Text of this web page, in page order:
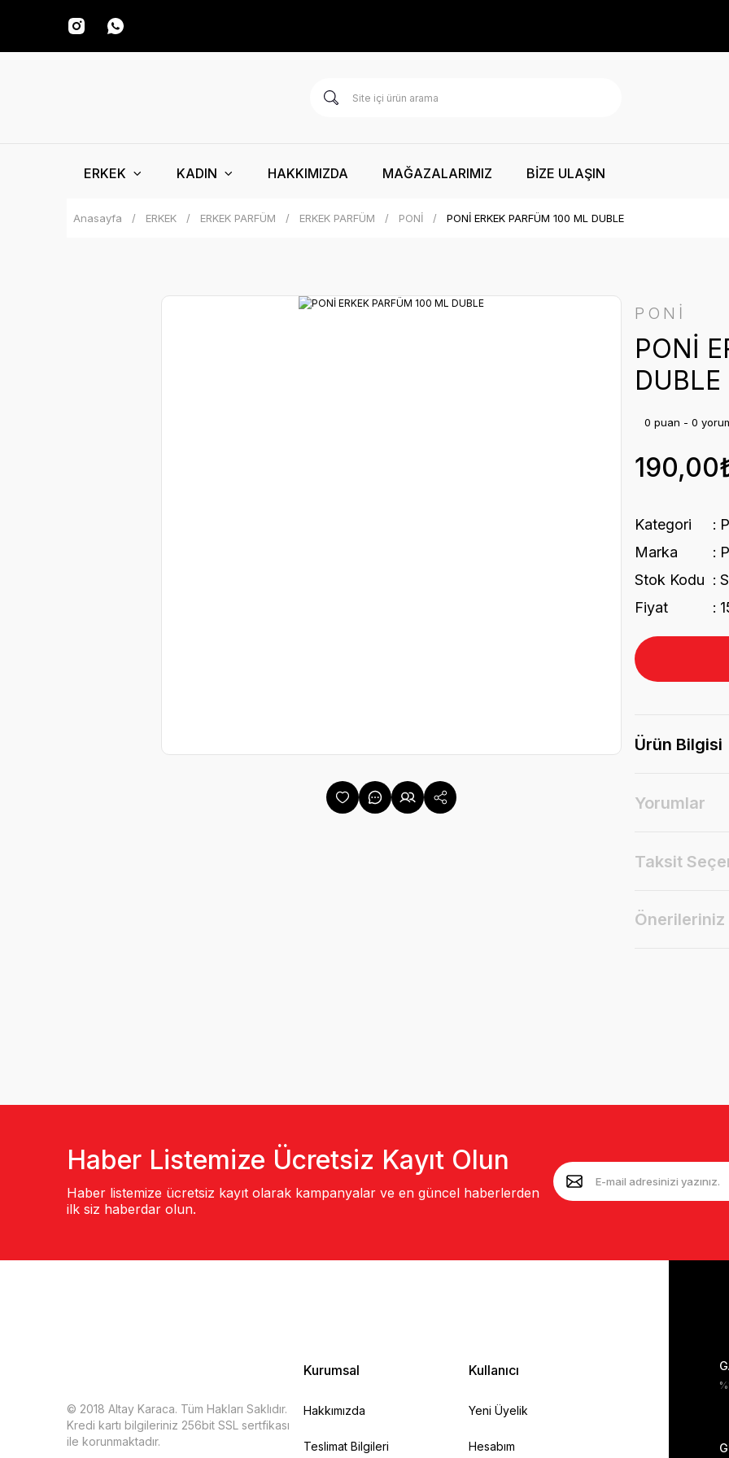
ERKEK KADIN HAKKIMIZDA MAĞAZALARIMIZ BİZE ULAŞIN
Anasayfa ERKEK ERKEK PARFÜM ERKEK PARFÜM PONİ PONİ ERKEK PARFÜM 100 ML DUBLE
PONİ
PONİ
DUBLE
0 puan - 0
Kategori
Marka
Stok Kodu
Fiyat
Ürün Bilgisi
Yorumlar
Taksit
Önerileriniz
Haber Listemize Ücretsiz Kayıt Olun
Haber listemize ücretsiz kayıt olarak kampanyalar ve en güncel haberlerden
ilk siz haberdar olun.
© 2018 Altay Karaca. Tüm Hakları Saklıdır.
Kredi kartı bilgileriniz 256bit SSL sertfikası
ile korunmaktadır.
Kurumsal
Hakkımızda
Teslimat Bilgileri
Kullanıcı
Yeni Üyelik
Hesabım